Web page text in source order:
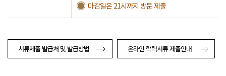
마감일은 21시까지 방문 제출
서류제출 발급처 및 발급방법 온라인 학력서류 제출안내